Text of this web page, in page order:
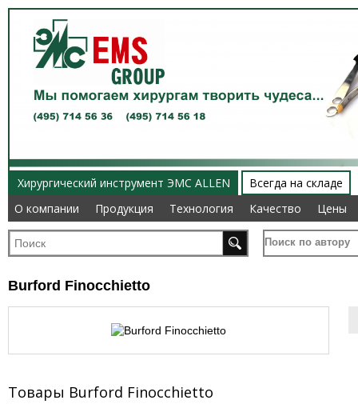
Хирургический инструмент ЭМС ALLEN
О компании
Продукция Технология Качество Цены
Всегда на складе
О компании
Продукция Технология Качество Цены
Поиск по автору
Burford Finocchietto
Товары Burford Finocchietto